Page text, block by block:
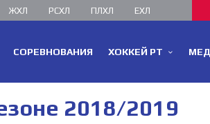
ЖХЛ РСХЛ ПЛХЛ ЕХЛ
СОРЕВНОВАНИЯ ХОККЕЙ РТ
2018/2019